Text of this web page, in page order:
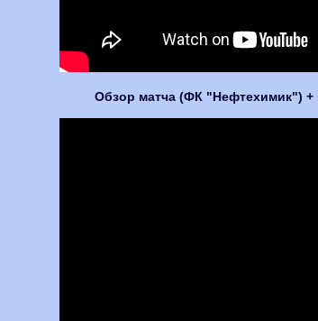
Обзор матча (ФК "Нефтехимик")